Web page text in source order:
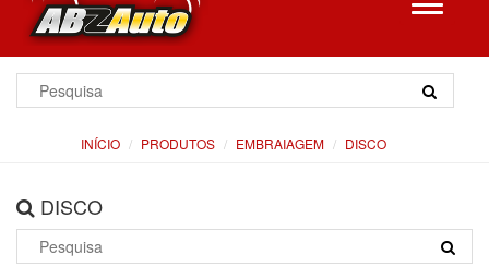
INÍCIO PRODUTOS EMBRAIAGEM DISCO
DISCO